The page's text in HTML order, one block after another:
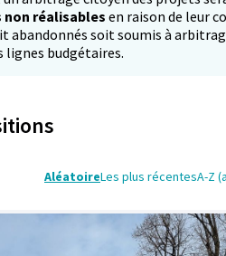
non réalisables en raison de leur
abandonnés soit soumis à
lignes budgétaires.
AléatoireLes plus récentesA-Z